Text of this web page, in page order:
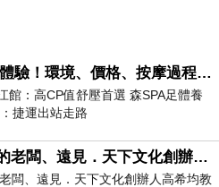
招牌森雞湯課程腳底+指壓體驗！環境、價格、按摩過程全紀錄，森SPA足體養生館松江館最新價格表
館：高CP值舒壓首選 森SPA足體養
捷運出站走路
我最敬愛的老闆、遠見．天下文化創辦人高希均教授
闆、遠見．天下文化創辦人高希均教